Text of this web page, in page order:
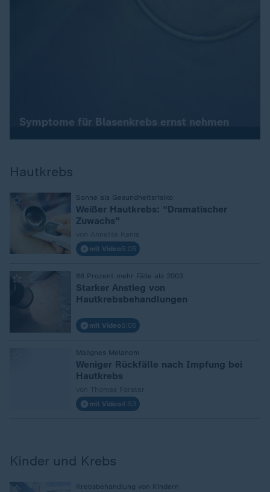
Symptome für Blasenkrebs ernst nehmen
Hautkrebs
Sonne als Gesundheitsrisiko
Weißer Hautkrebs: "Dramatischer
Zuwachs"
mit Video5:05
88 Prozent mehr Fälle als 2003
:
Starker Anstieg von
Hautkrebsbehandlungen
mit Video5:05
Malignes Melanom
Weniger Rückfälle nach Impfung bei
Hautkrebs
mit Video4:53
Kinder und Krebs
Krebsbehandlung von Kindern